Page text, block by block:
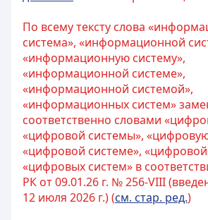
По всему тексту слова
система», «информационной
«информационную систему»,
«информационной системе»,
«информационной системой»,
«информационных систем»
соответственно словами
«цифровой системы»,
«цифровой системе»,
«цифровых систем» в
РК от 09.01.26 г. № 256-VIII
12 июля 2026 г.) (см. стар. ред.)